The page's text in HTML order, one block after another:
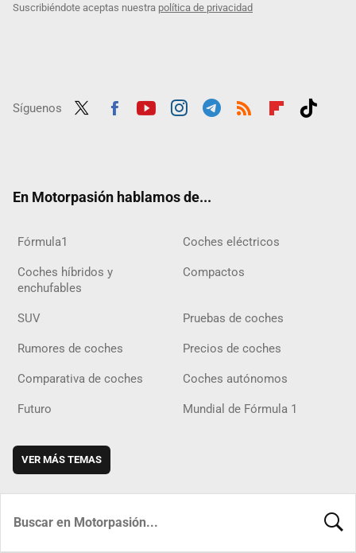
Suscribiéndote aceptas nuestra política de privacidad
Síguenos
En Motorpasión hablamos de...
Fórmula1 Coches eléctricos
Coches híbridos y
enchufables
Compactos
SUV Pruebas de coches
Rumores de coches Precios de coches
Comparativa de coches Coches autónomos
Futuro Mundial de Fórmula 1
VER MÁS TEMAS